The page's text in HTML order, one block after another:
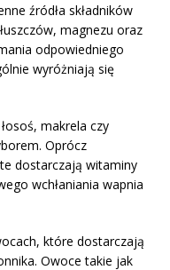
źródła składników
magnezu oraz
odpowiedniego
wyróżniają się
makrela czy
Oprócz
dostarczają witaminy
wchłaniania wapnia
które dostarczają
Owoce takie jak